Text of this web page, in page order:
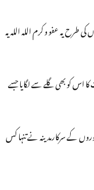
طرح یہ عفو و کرم اللہ اللہ یہ
کو بھی گلے سے لگایا جسے
کے سرکارمدینہ نے تنہا کس